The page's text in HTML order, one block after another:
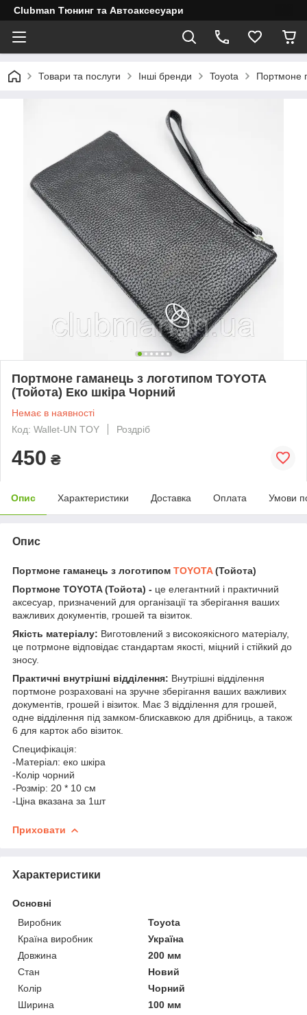
Clubman Тюнинг та Автоаксесуари
Товари та послуги Інші бренди Toyota Портмоне
Портмоне гаманець з логотипом TOYOTA
(Тойота) Еко шкіра Чорний
Немає в наявності
Код: Wallet-UN TOY
Роздріб
450 ₴
Опис Характеристики Доставка Оплата Умови
Опис
Портмоне гаманець з логотипом TOYOTA(Тойота)
Портмоне TOYOTA (Тойота) - це елегантний і практичний
аксесуар, призначений для організації та зберігання ваших
важливих документів, грошей та візиток.
Якість матеріалу: Виготовлений з високоякісного матеріалу,
це потрмоне відповідає стандартам якості, міцний і стійкий до
зносу.
Практичні внутрішні відділення: Внутрішні відділення
портмоне розраховані на зручне зберігання ваших важливих
документів, грошей і візиток. Має 3 відділення для грошей,
одне відділення під замком-блискавкою для дрібниць, а також
6 для карток або візиток.
Специфікація:
-Матеріал: еко шкіра
-Колір чорний
-Розмір: 20 * 10 см
-Ціна вказана за 1шт
Приховати
Характеристики
Основні
Виробник
Toyota
Країна виробник
Україна
Довжина
200 мм
Стан
Новий
Колір
Чорний
Ширина
100 мм